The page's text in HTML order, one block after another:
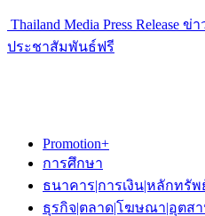
Thailand Media Press Release
ประชาสัมพันธ์ฟรี
Promotion+
การศึกษา
ธนาคาร|การเงิน|หลักทรัพ
ธุรกิจ|ตลาด|โฆษณา|อุตส